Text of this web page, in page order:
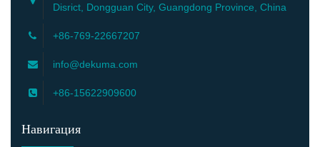
Disrict, Dongguan City, Guangdong Province, China
+86-769-22667207
info@dekuma.com
+86-15622909600
Навигация